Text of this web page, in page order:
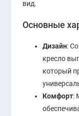
вид.
Основные
Дизайн:
кресло
который
Комфорт: